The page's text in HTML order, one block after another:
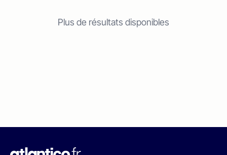
Plus de résultats disponibles